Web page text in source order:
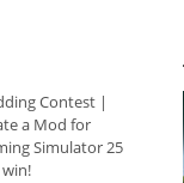
Contest |
a Mod for
Simulator 25